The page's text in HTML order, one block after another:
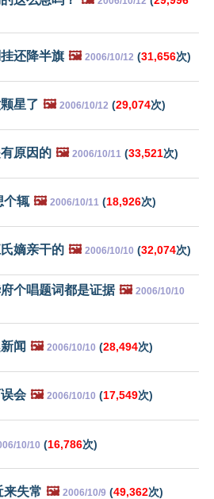
还降半旗 🖼️ 2006/10/12 (31,656次)
星了 🖼️ 2006/10/12 (29,074次)
原因的 🖼️ 2006/10/11 (33,521次)
个辄 🖼️ 2006/10/11 (18,926次)
嫡亲干的 🖼️ 2006/10/10 (32,074次)
个唱题词都是证据 🖼️ 2006/10/10
闻 🖼️ 2006/10/10 (28,494次)
会 🖼️ 2006/10/10 (17,549次)
10/10 (16,786次)
来失常 🖼️ 2006/10/9 (49,362次)